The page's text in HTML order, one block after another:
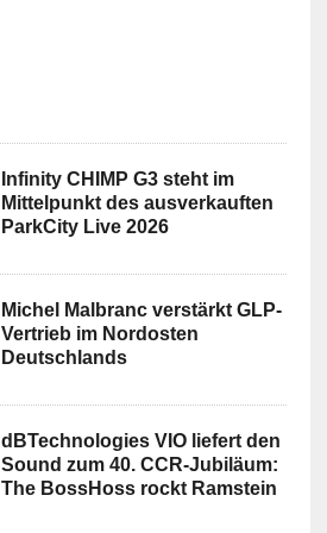
Infinity CHIMP G3 steht im
Mittelpunkt des ausverkauften
ParkCity Live 2026
Michel Malbranc verstärkt GLP-
Vertrieb im Nordosten
Deutschlands
dBTechnologies VIO liefert den
Sound zum 40. CCR-Jubiläum:
The BossHoss rockt Ramstein